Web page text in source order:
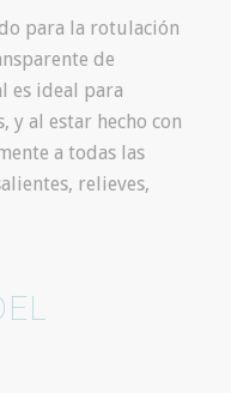
para la rotulación
de
es ideal para
y al estar hecho con
a todas las
relieves,